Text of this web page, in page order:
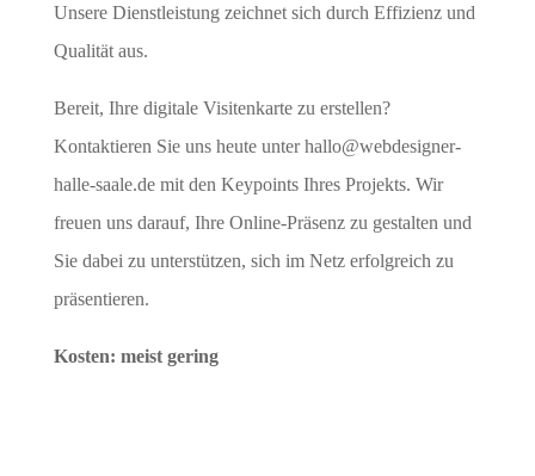
Unsere Dienstleistung zeichnet sich durch Effizienz und
Qualität aus.
Bereit, Ihre digitale Visitenkarte zu erstellen?
Kontaktieren Sie uns heute unter hallo@webdesigner-
halle-saale.de mit den Keypoints Ihres Projekts. Wir
freuen uns darauf, Ihre Online-Präsenz zu gestalten und
Sie dabei zu unterstützen, sich im Netz erfolgreich zu
präsentieren.
Kosten: meist gering